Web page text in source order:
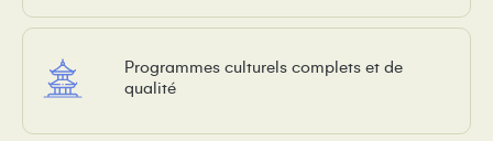
Programmes culturels complets et de
qualité